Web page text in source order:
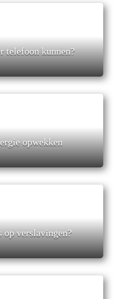
telefoon kunnen?
opwekken
op verslavingen?